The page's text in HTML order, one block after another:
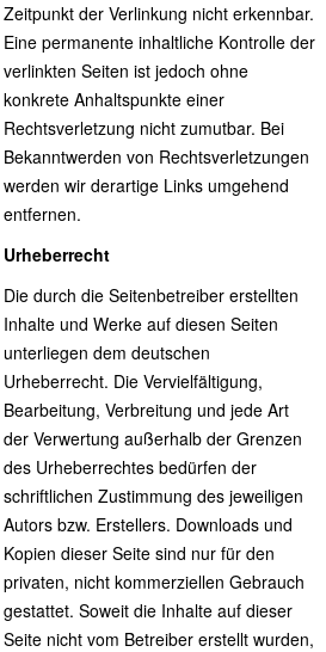
Zeitpunkt der Verlinkung nicht erkennbar.
Eine permanente inhaltliche Kontrolle der
verlinkten Seiten ist jedoch ohne
konkrete Anhaltspunkte einer
Rechtsverletzung nicht zumutbar. Bei
Bekanntwerden von Rechtsverletzungen
werden wir derartige Links umgehend
entfernen.
Urheberrecht
Die durch die Seitenbetreiber erstellten
Inhalte und Werke auf diesen Seiten
unterliegen dem deutschen
Urheberrecht. Die Vervielfältigung,
Bearbeitung, Verbreitung und jede Art
der Verwertung außerhalb der Grenzen
des Urheberrechtes bedürfen der
schriftlichen Zustimmung des jeweiligen
Autors bzw. Erstellers. Downloads und
Kopien dieser Seite sind nur für den
privaten, nicht kommerziellen Gebrauch
gestattet. Soweit die Inhalte auf dieser
Seite nicht vom Betreiber erstellt wurden,